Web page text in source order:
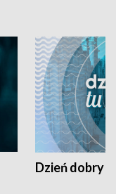
Dzień dobry